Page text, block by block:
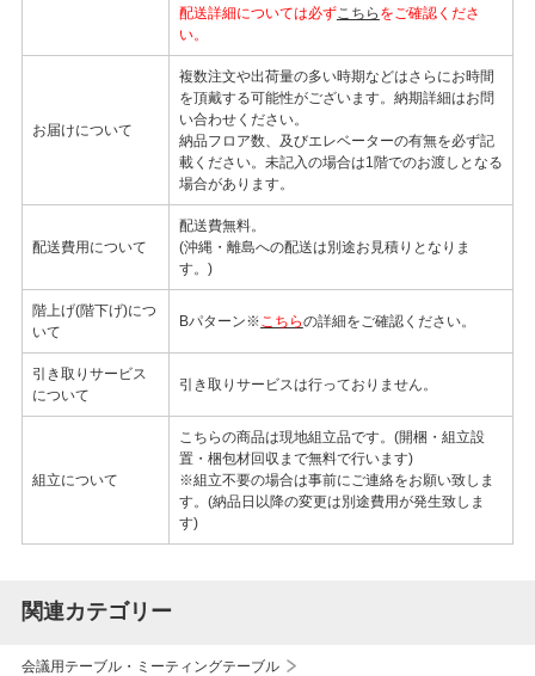
配送詳細については必ずこちら をご確認くださ
い。
お届けについて
複数注文や出荷量の多い時期などはさらにお時間
を頂戴する可能性がございます。納期詳細はお問
い合わせください。
納品フロア数、及びエレベーターの有無を必ず記
載ください。未記入の場合は1階でのお渡しとなる
場合があります。
配送費用について
配送費無料。
(沖縄・離島への配送は別途お見積りとなりま
す。)
階上げ(階下げ)につ
いて
Bパターン※こちらの詳細をご確認ください。
引き取りサービス
について
引き取りサービスは行っておりません。
組立について
こちらの商品は現地組立品です。(開梱・組立設
置・梱包材回収まで無料で行います)
※組立不要の場合は事前にご連絡をお願い致しま
す。(納品日以降の変更は別途費用が発生致しま
す)
関連カテゴリー
会議用テーブル・ミーティングテーブル